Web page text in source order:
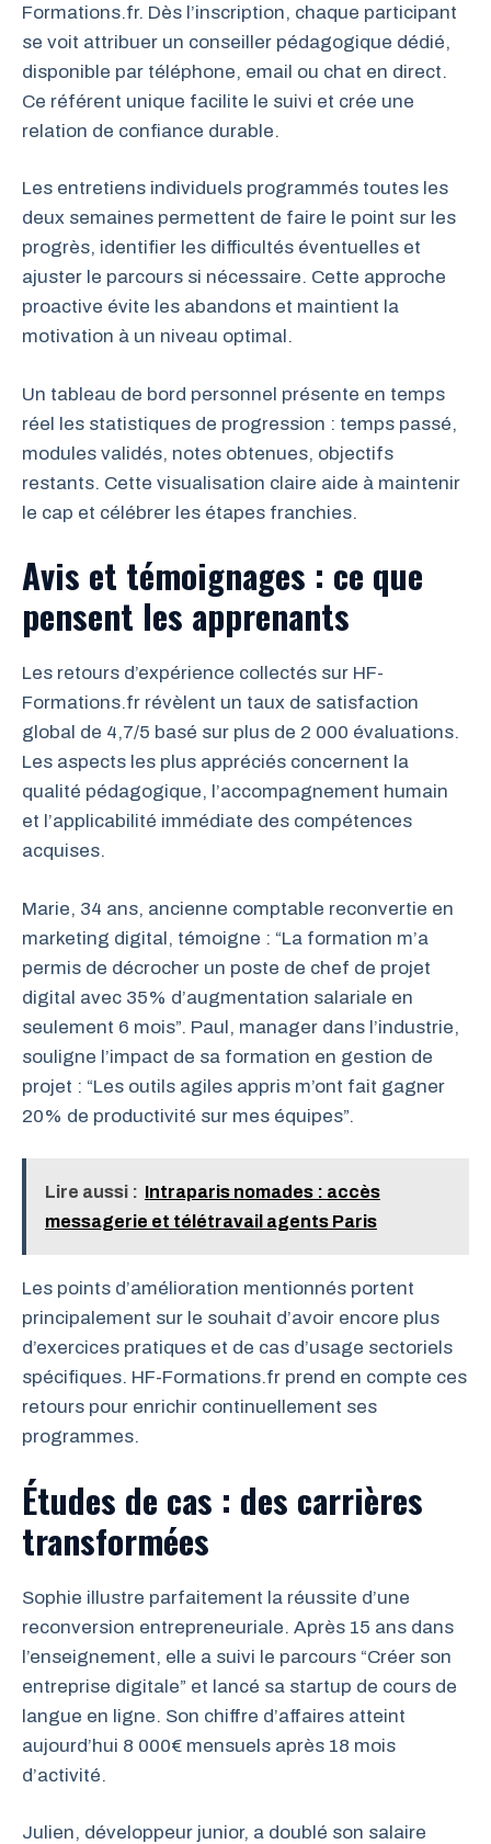
Formations.fr. Dès l’inscription, chaque participant
se voit attribuer un conseiller pédagogique dédié,
disponible par téléphone, email ou chat en direct.
Ce référent unique facilite le suivi et crée une
relation de confiance durable.
Les entretiens individuels programmés toutes les
deux semaines permettent de faire le point sur les
progrès, identifier les difficultés éventuelles et
ajuster le parcours si nécessaire. Cette approche
proactive évite les abandons et maintient la
motivation à un niveau optimal.
Un tableau de bord personnel présente en temps
réel les statistiques de progression : temps passé,
modules validés, notes obtenues, objectifs
restants. Cette visualisation claire aide à maintenir
le cap et célébrer les étapes franchies.
Avis et témoignages : ce que
pensent les apprenants
Les retours d’expérience collectés sur HF-
Formations.fr révèlent un taux de satisfaction
global de 4,7/5 basé sur plus de 2 000 évaluations.
Les aspects les plus appréciés concernent la
qualité pédagogique, l’accompagnement humain
et l’applicabilité immédiate des compétences
acquises.
Marie, 34 ans, ancienne comptable reconvertie en
marketing digital, témoigne : “La formation m’a
permis de décrocher un poste de chef de projet
digital avec 35% d’augmentation salariale en
seulement 6 mois”. Paul, manager dans l’industrie,
souligne l’impact de sa formation en gestion de
projet : “Les outils agiles appris m’ont fait gagner
20% de productivité sur mes équipes”.
Lire aussi : Intraparis nomades : accès
messagerie et télétravail agents Paris
Les points d’amélioration mentionnés portent
principalement sur le souhait d’avoir encore plus
d’exercices pratiques et de cas d’usage sectoriels
spécifiques. HF-Formations.fr prend en compte ces
retours pour enrichir continuellement ses
programmes.
Études de cas : des carrières
transformées
Sophie illustre parfaitement la réussite d’une
reconversion entrepreneuriale. Après 15 ans dans
l’enseignement, elle a suivi le parcours “Créer son
entreprise digitale” et lancé sa startup de cours de
langue en ligne. Son chiffre d’affaires atteint
aujourd’hui 8 000€ mensuels après 18 mois
d’activité.
Julien, développeur junior, a doublé son salaire